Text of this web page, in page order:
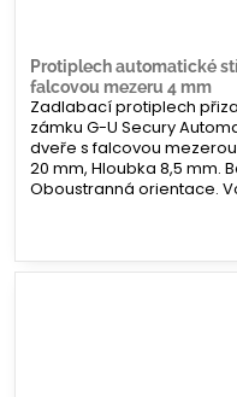
Protiplech automatické
falcovou mezeru 4 mm
Zadlabací protiplech
zámku G-U Secury
dveře s falcovou
20 mm, Hloubka 8,5 mm.
Oboustranná orientace.